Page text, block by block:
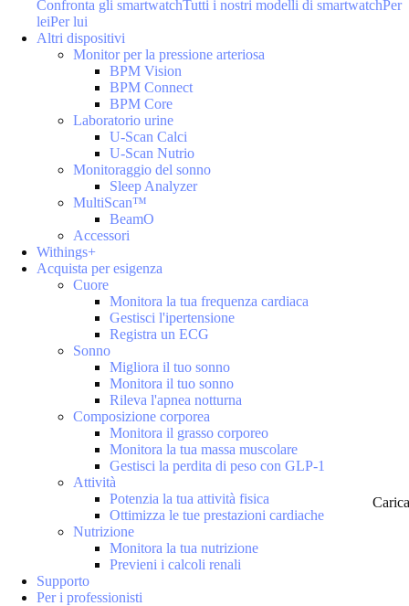
Confronta gli smartwatchTutti i nostri modelli di smartwatchPer
leiPer lui
Altri dispositivi
Monitor per la pressione arteriosa
BPM Vision
BPM Connect
BPM Core
Laboratorio urine
U-Scan Calci
U-Scan Nutrio
Monitoraggio del sonno
Sleep Analyzer
MultiScan™
BeamO
Accessori
Withings+
Acquista per esigenza
Cuore
Monitora la tua frequenza cardiaca
Gestisci l'ipertensione
Registra un ECG
Sonno
Migliora il tuo sonno
Monitora il tuo sonno
Rileva l'apnea notturna
Composizione corporea
Monitora il grasso corporeo
Monitora la tua massa muscolare
Gestisci la perdita di peso con GLP-1
Attività
Potenzia la tua attività fisica
Ottimizza le tue prestazioni cardiache
Nutrizione
Monitora la tua nutrizione
Previeni i calcoli renali
Supporto
Per i professionisti